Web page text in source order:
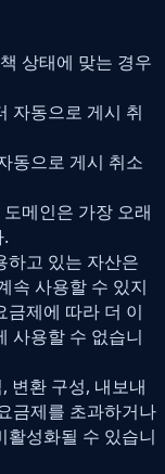
상태에 맞는 경우
자동으로 게시 취
동으로 게시 취소
메인은 가장 오래
하고 있는 자산은
속 사용할 수 있지
금제에 따라 더 이
사용할 수 없습니
변환 구성, 내보내
금제를 초과하거나
활성화될 수 있습니